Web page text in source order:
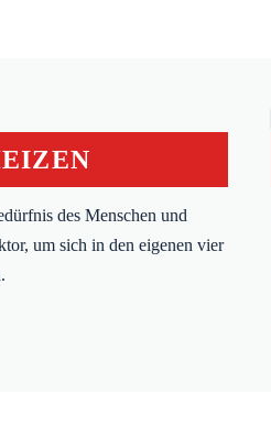
des Menschen und
um sich in den eigenen vier